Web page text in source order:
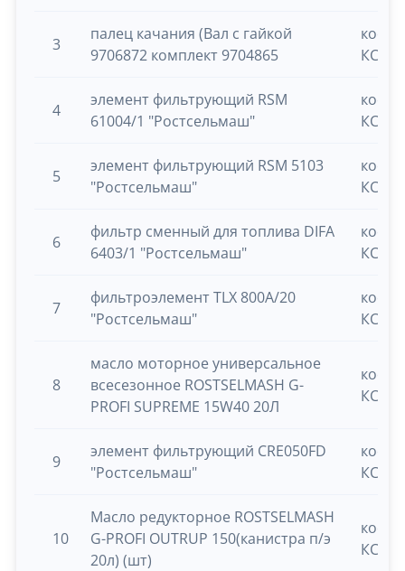
3
палец качания (Вал с гайкой
9706872 комплект 9704865
КСУ-
4
элемент фильтрующий RSM
61004/1 "Ростсельмаш"
КСУ-
5
элемент фильтрующий RSM 5103
"Ростсельмаш"
КСУ-
6
фильтр сменный для топлива DIFA
6403/1 "Ростсельмаш"
КСУ-
7
фильтроэлемент TLX 800A/20
"Ростсельмаш"
КСУ-
8
масло моторное универсальное
всесезонное ROSTSELMASH G-
PROFI SUPREME 15W40 20Л
КСУ-
9
элемент фильтрующий CRE050FD
"Ростсельмаш"
КСУ-
10
Масло редукторное ROSTSELMASH
G-PROFI OUTRUP 150(канистра п/э
20л) (шт)
КСУ-